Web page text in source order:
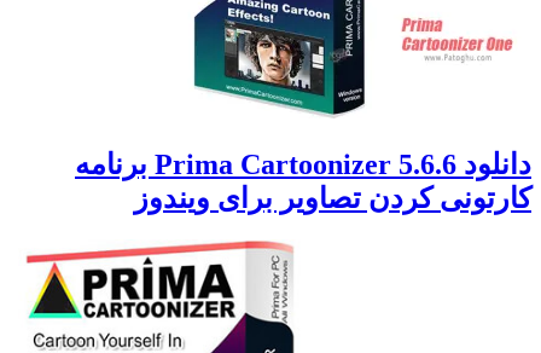
دانلود Prima Cartoonizer 5.6.6 برنامه
کارتونی کردن تصاویر برای ویندوز